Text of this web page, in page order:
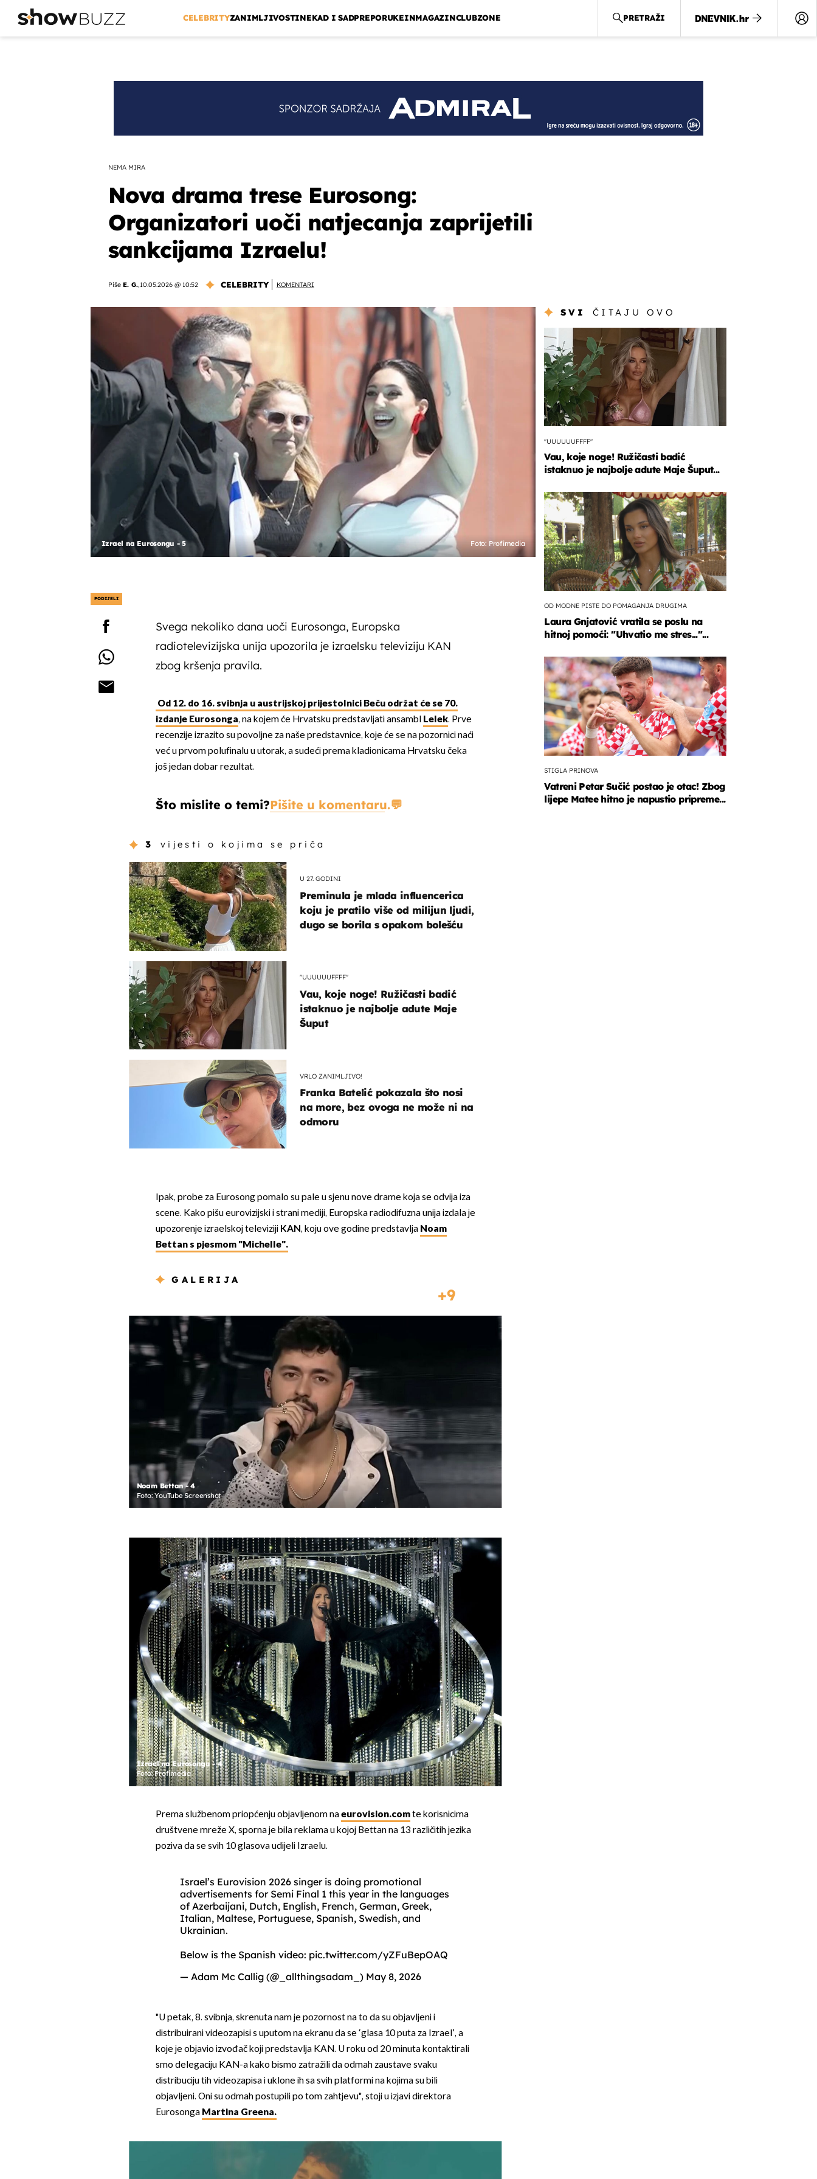
CELEBRITYZANIMLJIVOSTINEKAD I SADPREPORUKEINMAGAZINCLUBZONE PRETRAŽI
NEMA MIRA
Nova drama trese Eurosong:
Organizatori uoči natjecanja zaprijetili
sankcijama Izraelu!
Piše E. G.,10.05.2026 @ 10:52 CELEBRITY KOMENTARI
Izrael na Eurosongu - 5 Foto: Profimedia
PODIJELI
Svega nekoliko dana uoči Eurosonga, Europska
radiotelevizijska unija upozorila je izraelsku televiziju KAN
zbog kršenja pravila.
Od 12. do 16. svibnja u austrijskoj prijestolnici Beču održat će se 70.
izdanje Eurosonga, na kojem će Hrvatsku predstavljati ansambl Lelek. Prve
recenzije izrazito su povoljne za naše predstavnice, koje će se na pozornici naći
već u prvom polufinalu u utorak, a sudeći prema kladionicama Hrvatsku čeka
još jedan dobar rezultat.
Što mislite o temi?Pišite u komentaru.
3 vijesti o kojima se priča
U 27. GODINI
Preminula je mlada influencerica
koju je pratilo više od milijun ljudi,
dugo se borila s opakom bolešću
"UUUUUUFFFF"
Vau, koje noge! Ružičasti badić
istaknuo je najbolje adute Maje
Šuput
VRLO ZANIMLJIVO!
Franka Batelić pokazala što nosi
na more, bez ovoga ne može ni na
odmoru
Ipak, probe za Eurosong pomalo su pale u sjenu nove drame koja se odvija iza
scene. Kako pišu eurovizijski i strani mediji, Europska radiodifuzna unija izdala je
upozorenje izraelskoj televiziji KAN, koju ove godine predstavlja Noam
Bettan s pjesmom "Michelle".
GALERIJA
9
Noam Bettan - 4
Foto: YouTube Screenshot
Izrael na Eurosongu - 4
Foto: Profimedia
Prema službenom priopćenju objavljenom naeurovision.comte korisnicima
društvene mreže X, sporna je bila reklama u kojoj Bettan na 13 različitih jezika
poziva da se svih 10 glasova udijeli Izraelu.
Israel’s Eurovision 2026 singer is doing promotional
advertisements for Semi Final 1 this year in the languages
of Azerbaijani, Dutch, English, French, German, Greek,
Italian, Maltese, Portuguese, Spanish, Swedish, and
Ukrainian.
Below is the Spanish video: pic.twitter.com/yZFuBepOAQ
— Adam Mc Callig (@_allthingsadam_) May 8, 2026
"U petak, 8. svibnja, skrenuta nam je pozornost na to da su objavljeni i
distribuirani videozapisi s uputom na ekranu da se ‘glasa 10 puta za Izrael’, a
koje je objavio izvođač koji predstavlja KAN. U roku od 20 minuta kontaktirali
smo delegaciju KAN-a kako bismo zatražili da odmah zaustave svaku
distribuciju tih videozapisa i uklone ih sa svih platformi na kojima su bili
objavljeni. Oni su odmah postupili po tom zahtjevu", stoji u izjavi direktora
Eurosonga Martina Greena.
SVI ČITAJU OVO
"UUUUUUFFFF"
Vau, koje noge! Ružičasti badić
istaknuo je najbolje adute Maje Šuput...
OD MODNE PISTE DO POMAGANJA DRUGIMA
Laura Gnjatović vratila se poslu na
hitnoj pomoći: "Uhvatio me stres..."...
STIGLA PRINOVA
Vatreni Petar Sučić postao je otac! Zbog
lijepe Matee hitno je napustio pripreme...
OMOGUĆI OBAVIJESTI